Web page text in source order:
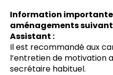
Information
aménagements
Assistant :
Il est recommandé aux
l’entretien de motivation
secrétaire habituel.